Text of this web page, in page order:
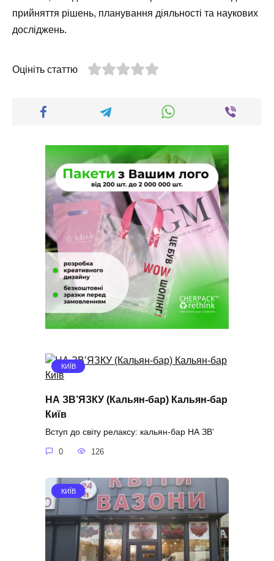
прийняття рішень, планування діяльності та наукових
досліджень.
Оцініть статтю
КИЇВ
НА ЗВ’ЯЗКУ (Кальян-бар) Кальян-бар
Київ
Вступ до світу релаксу: кальян-бар НА ЗВ’
0 126
КИЇВ